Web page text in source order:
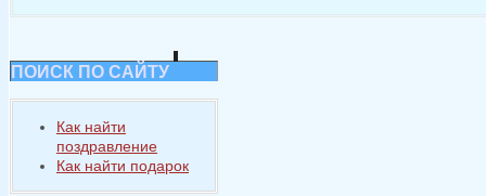
ПОИСК ПО САЙТУ
Как найти
поздравление
Как найти подарок